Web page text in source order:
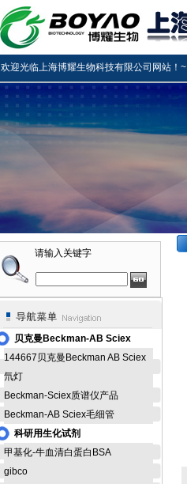
欢迎光临上海博耀生物科技有限公司网站！~
请输入关键字
贝克曼Beckman-AB Sciex
144667贝克曼Beckman AB Sciex
氘灯
Beckman-Sciex质谱仪产品
Beckman-AB Sciex毛细管
科研用生化试剂
甲基化-牛血清白蛋白BSA
gibco